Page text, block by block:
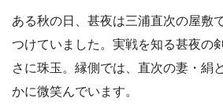
ある秋の日、甚夜は三浦直次の屋敷
つけていました。実戦を知る甚夜の
さに珠玉。縁側では、直次の妻・絹
かに微笑んでいます。